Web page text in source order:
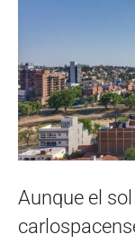
Aunque el